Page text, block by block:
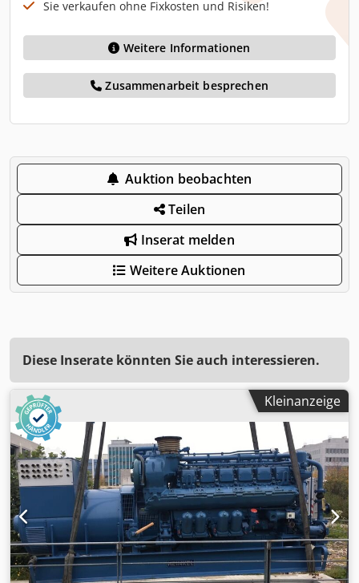
Sie verkaufen ohne Fixkosten und Risiken!
Weitere Informationen
Zusammenarbeit besprechen
Auktion beobachten
Teilen
Inserat melden
Weitere Auktionen
Diese Inserate könnten Sie auch interessieren.
Kleinanzeige